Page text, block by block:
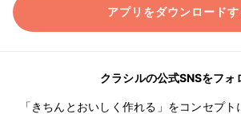
アプリをダウンロードす
クラシルの公式SNSをフォ
「きちんとおいしく作れる」をコンセプト